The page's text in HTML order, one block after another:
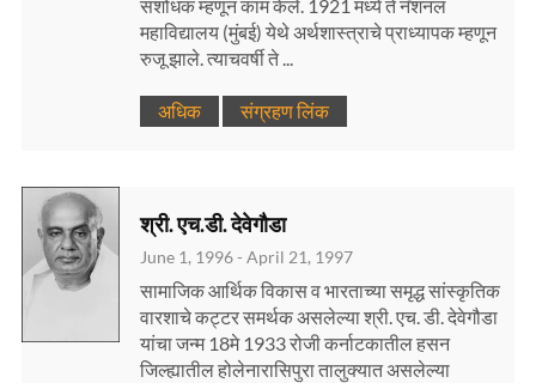
संशोधक म्हणून काम केले. 1921 मध्ये ते नॅशनल
महाविद्यालय (मुंबई) येथे अर्थशास्त्राचे प्राध्यापक म्हणून
रुजू झाले. त्याचवर्षी ते ...
अधिक संग्रहण लिंक
श्री. एच.डी. देवेगौडा
June 1, 1996 - April 21, 1997
सामाजिक आर्थिक विकास व भारताच्या समृद्ध सांस्कृतिक
वारशाचे कट्टर समर्थक असलेल्या श्री. एच. डी. देवेगौडा
यांचा जन्म 18मे 1933 रोजी कर्नाटकातील हसन
जिल्ह्यातील होलेनारासिपुरा तालुक्यात असलेल्या